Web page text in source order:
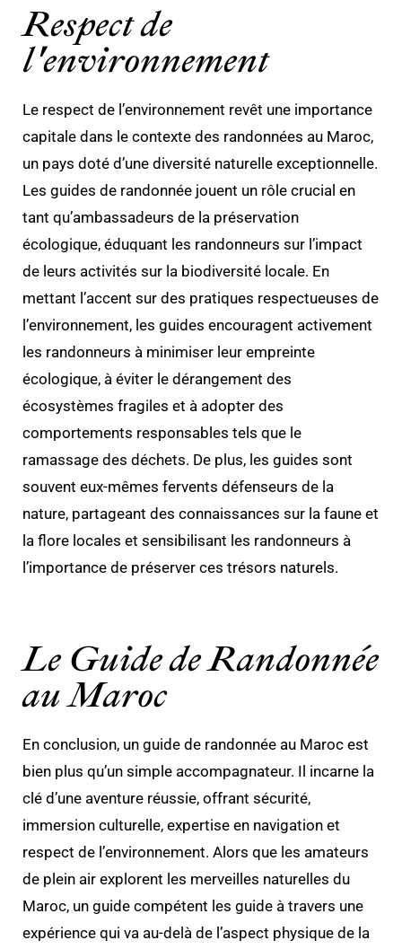
Respect de
l'environnement
Le respect de l’environnement revêt une importance
capitale dans le contexte des randonnées au Maroc,
un pays doté d’une diversité naturelle exceptionnelle.
Les guides de randonnée jouent un rôle crucial en
tant qu’ambassadeurs de la préservation
écologique, éduquant les randonneurs sur l’impact
de leurs activités sur la biodiversité locale. En
mettant l’accent sur des pratiques respectueuses de
l’environnement, les guides encouragent activement
les randonneurs à minimiser leur empreinte
écologique, à éviter le dérangement des
écosystèmes fragiles et à adopter des
comportements responsables tels que le
ramassage des déchets. De plus, les guides sont
souvent eux-mêmes fervents défenseurs de la
nature, partageant des connaissances sur la faune et
la flore locales et sensibilisant les randonneurs à
l’importance de préserver ces trésors naturels.
Le Guide de Randonnée
au Maroc
En conclusion, un guide de randonnée au Maroc est
bien plus qu’un simple accompagnateur. Il incarne la
clé d’une aventure réussie, offrant sécurité,
immersion culturelle, expertise en navigation et
respect de l’environnement. Alors que les amateurs
de plein air explorent les merveilles naturelles du
Maroc, un guide compétent les guide à travers une
expérience qui va au-delà de l’aspect physique de la